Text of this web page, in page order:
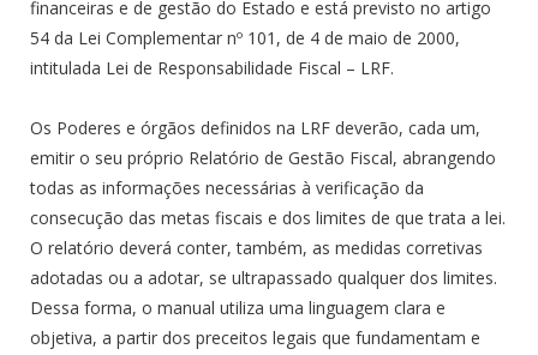
financeiras e de gestão do Estado e está previsto no artigo
54 da Lei Complementar nº 101, de 4 de maio de 2000,
intitulada Lei de Responsabilidade Fiscal – LRF.
Os Poderes e órgãos definidos na LRF deverão, cada um,
emitir o seu próprio Relatório de Gestão Fiscal, abrangendo
todas as informações necessárias à verificação da
consecução das metas fiscais e dos limites de que trata a lei.
O relatório deverá conter, também, as medidas corretivas
adotadas ou a adotar, se ultrapassado qualquer dos limites.
Dessa forma, o manual utiliza uma linguagem clara e
objetiva, a partir dos preceitos legais que fundamentam e